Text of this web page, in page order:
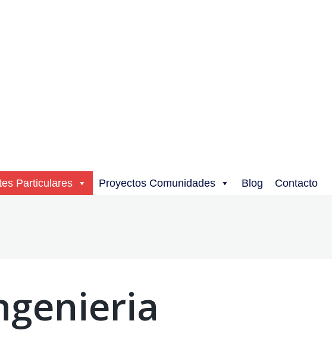
Particulares Proyectos Comunidades Blog Contacto